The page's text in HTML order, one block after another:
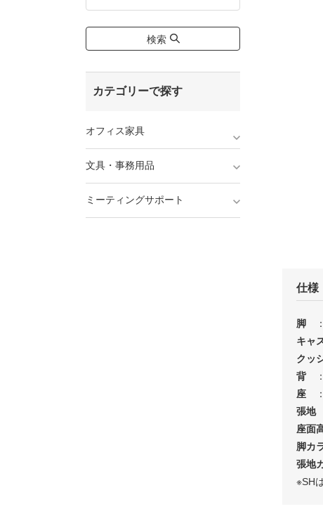
検索
カテゴリーで探す
オフィス家具
文具・事務用品
ミーティングサポート
仕様
脚
キャ
クッ
背
座
張地
座面
脚カ
張地
※SH